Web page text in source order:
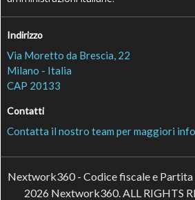
Indirizzo
Via Moretto da Brescia, 22
Milano - Italia
CAP 20133
Contatti
Contatta il nostro team per maggiori
Nextwork360 - Codice fiscale e
2026 Nextwork360. ALL RIGHTS